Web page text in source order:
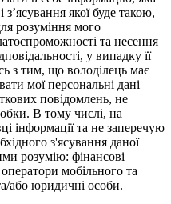
з’ясування якої буде такою,
розуміння мого
та несення
у випадку її
з тим, що володілець має
мої персональні дані
повідомлень, не
В тому числі, на
інформації та не заперечую
з'ясування даної
розумію: фінансові
мобільного та
або юридичні особи.